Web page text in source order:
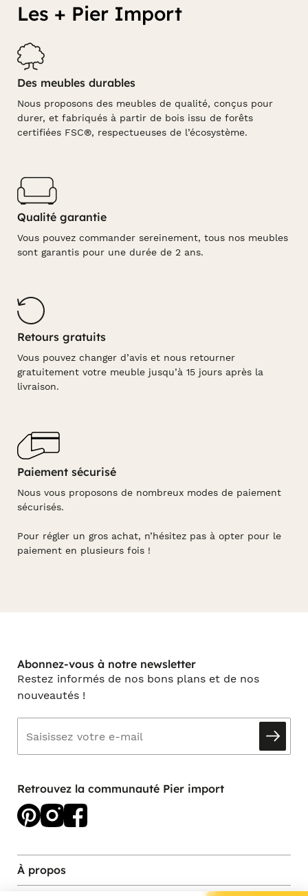
Les + Pier Import
Des meubles durables
Nous proposons des meubles de qualité, conçus pour
durer, et fabriqués à partir de bois issu de forêts
certifiées FSC®, respectueuses de l’écosystème.
Qualité garantie
Vous pouvez commander sereinement, tous nos meubles
sont garantis pour une durée de 2 ans.
Retours gratuits
Vous pouvez changer d’avis et nous retourner
gratuitement votre meuble jusqu’à 15 jours après la
livraison.
Paiement sécurisé
Nous vous proposons de nombreux modes de paiement
sécurisés.
Pour régler un gros achat, n’hésitez pas à opter pour le
paiement en plusieurs fois !
Abonnez-vous à notre newsletter
Restez informés de nos bons plans et de nos
nouveautés !
Retrouvez la communauté Pier import
À propos